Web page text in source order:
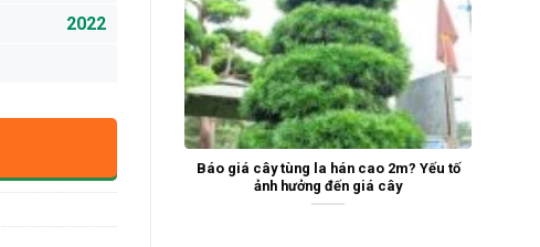
Báo giá cây tùng la hán cao 2m? Yếu tố
ảnh hưởng đến giá cây
2022